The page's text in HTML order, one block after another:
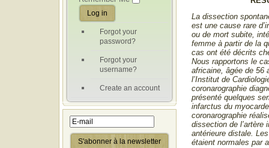
Forgot your
password?
Forgot your
username?
Create an account
La dissection
est une cause rare
ou de mort subite,
femme à partir de la
cas ont été décrits
Nous rapportons le
africaine, âgée de 56
l’Institut de
coronarographie
présenté quelques
infarctus du
coronarographie
dissection de l’artère
antérieure distale.
étaient normales par